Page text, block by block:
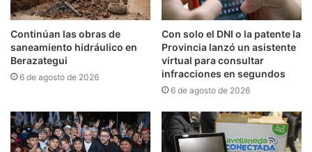
Continúan las obras de
saneamiento hidráulico en
Berazategui
6 de agosto de 2026
Con solo el DNI o la patente la
Provincia lanzó un asistente
virtual para consultar
infracciones en segundos
6 de agosto de 2026